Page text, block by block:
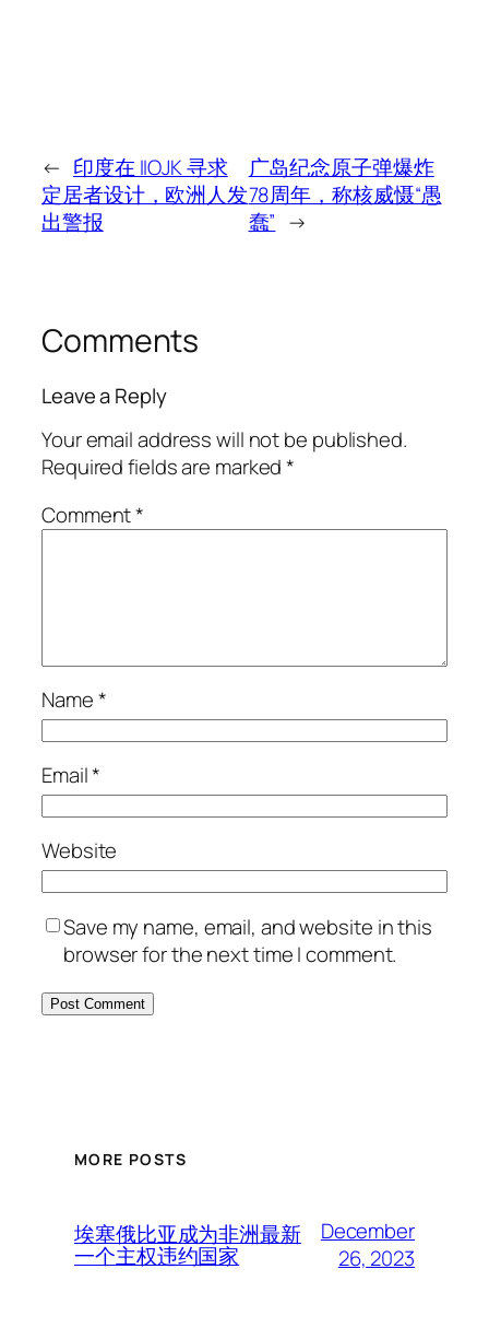
← 印度在 IIOJK 寻求
定居者设计，欧洲人发
出警报
广岛纪念原子弹爆炸
78周年，称核威慑“愚
蠢” →
Comments
Leave a Reply
Your email address will not be published.
Required fields are marked*
Comment*
Name*
Email*
Website
Save my name, email, and website in this
browser for the next time I comment.
MORE POSTS
埃塞俄比亚成为非洲最新
一个主权违约国家
December
26, 2023